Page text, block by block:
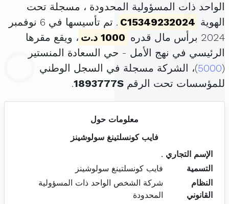
الواحد ذات المسؤولية المحدودة ، مسجلة تحت
الهوية C15349232024
. تم تأسيسها في 6 نوفمبر
2024 برأس مال قدره
1000 د.ت
، ويقع مقرها
الرئيسي في نهج الأمل - حي السعادة المنستير
(
5000)، الشركة مسجلة في السجل الوطني
للمؤسسات تحت الرقم 1893777S
.
معلومات حول
فايب كونسلتينغ سولوشينز
الإسم التجاري .
التسمية
فايب كونسلتينغ سولوشينز
النظام
القانوني
شركة الشخص الواحد ذات المسؤولية
المحدودة